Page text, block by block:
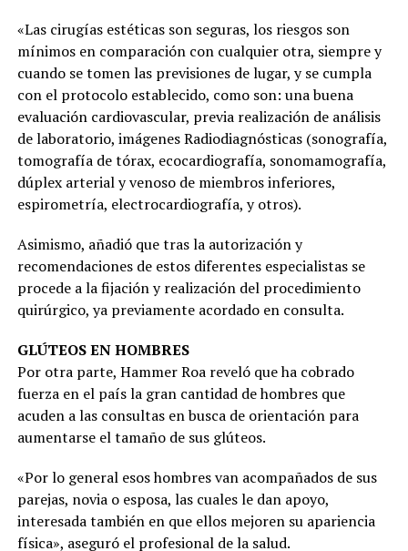
«Las cirugías estéticas son seguras, los riesgos son
mínimos en comparación con cualquier otra, siempre y
cuando se tomen las previsiones de lugar, y se cumpla
con el protocolo establecido, como son: una buena
evaluación cardiovascular, previa realización de análisis
de laboratorio, imágenes Radiodiagnósticas (sonografía,
tomografía de tórax, ecocardiografía, sonomamografía,
dúplex arterial y venoso de miembros inferiores,
espirometría, electrocardiografía, y otros).
Asimismo, añadió que tras la autorización y
recomendaciones de estos diferentes especialistas se
procede a la fijación y realización del procedimiento
quirúrgico, ya previamente acordado en consulta.
GLÚTEOS EN HOMBRES
Por otra parte, Hammer Roa reveló que ha cobrado
fuerza en el país la gran cantidad de hombres que
acuden a las consultas en busca de orientación para
aumentarse el tamaño de sus glúteos.
«Por lo general esos hombres van acompañados de sus
parejas, novia o esposa, las cuales le dan apoyo,
interesada también en que ellos mejoren su apariencia
física», aseguró el profesional de la salud.